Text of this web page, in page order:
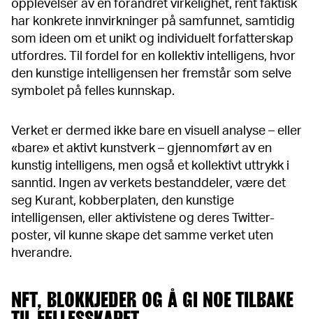
opplevelser av en forandret virkelighet, rent faktisk
har konkrete innvirkninger på samfunnet, samtidig
som ideen om et unikt og individuelt forfatterskap
utfordres. Til fordel for en kollektiv intelligens, hvor
den kunstige intelligensen her fremstår som selve
symbolet på felles kunnskap.
Verket er dermed ikke bare en visuell analyse – eller
«bare» et aktivt kunstverk – gjennomført av en
kunstig intelligens, men også et kollektivt uttrykk i
sanntid. Ingen av verkets bestanddeler, være det
seg Kurant, kobberplaten, den kunstige
intelligensen, eller aktivistene og deres Twitter-
poster, vil kunne skape det samme verket uten
hverandre.
NFT, BLOKKJEDER OG Å GI NOE TILBAKE